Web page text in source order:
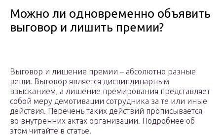
Можно ли одновременно объявить
выговор и лишить премии?
Выговор и лишение премии – абсолютно разные
вещи. Выговор является дисциплинарным
взысканием, а лишение премирования представляет
собой меру демотивации сотрудника за те или иные
действия. Перечень таких действий прописывается
во внутренних актах организации. Подробнее об
этом читайте в статье.